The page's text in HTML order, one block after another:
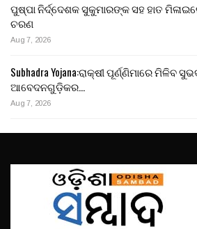
ପୁଷ୍ପା ନିର୍ଦ୍ଦେଶକ ସୁକୁମାରଙ୍କ ସହ ହାତ
ଚରଣ
Aug 7, 2026
Subhadra Yojana:ରାକ୍ଷୀ ପୂର୍ଣ୍ଣିମାରେ ମିଳିବ
ଆବେଦନଗୁଡ଼ିକର…
Aug 7, 2026